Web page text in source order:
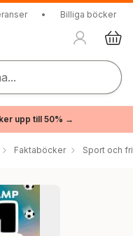
• Billiga böcker
upp till 50% →
Faktaböcker Sport och